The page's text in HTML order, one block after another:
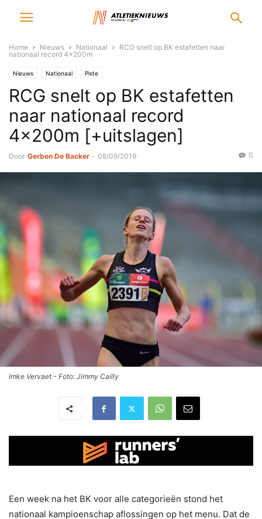
Home Nieuws Nationaal
RCG snelt op BK estafetten naar
nationaal record 4x200m
Nieuws Nationaal Piste
RCG snelt op BK estafetten
naar nationaal record
4x200m [+uitslagen]
Door Gerben De Backer - 08/09/2019 0
Imke Vervaet - Foto: Jimmy Cailly
Een week na het BK voor alle categorieën stond het
nationaal kampioenschap aflossingen op het menu. Dat de